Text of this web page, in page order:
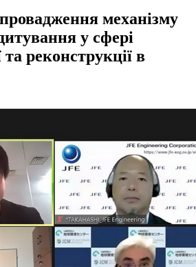
механізму
у сфері
та реконструкції в